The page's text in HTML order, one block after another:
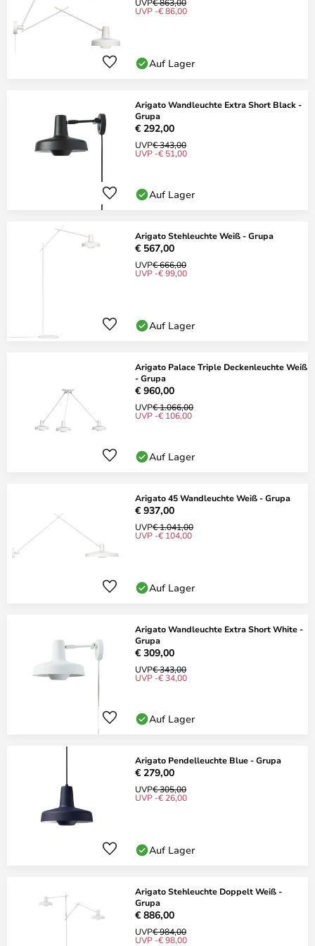
UVP -€ 86,00
Auf Lager
Arigato Wandleuchte Extra Short Black -
Grupa
€ 292,00
UVP€ 343,00
UVP -€ 51,00
Auf Lager
Arigato Stehleuchte Weiß - Grupa
€ 567,00
UVP€ 666,00
UVP -€ 99,00
Auf Lager
Arigato Palace Triple Deckenleuchte Weiß
- Grupa
€ 960,00
UVP€ 1.066,00
UVP -€ 106,00
Auf Lager
Arigato 45 Wandleuchte Weiß - Grupa
€ 937,00
UVP€ 1.041,00
UVP -€ 104,00
Auf Lager
Arigato Wandleuchte Extra Short White -
Grupa
€ 309,00
UVP€ 343,00
UVP -€ 34,00
Auf Lager
Arigato Pendelleuchte Blue - Grupa
€ 279,00
UVP€ 305,00
UVP -€ 26,00
Auf Lager
Arigato Stehleuchte Doppelt Weiß -
Grupa
€ 886,00
UVP€ 984,00
UVP -€ 98,00